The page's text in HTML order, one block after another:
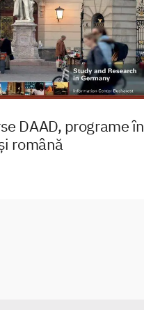
DAAD, programe în
română